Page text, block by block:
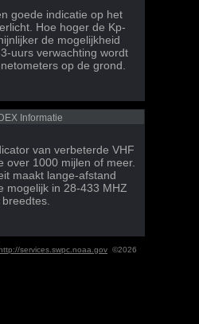
goede indicatie op het
Hoe hoger de Kp-
de mogelijkheid
uurs verwachting wordt
op de grond.
Informatie
van verbeterde VHF
over 1000 mijlen of meer.
maakt lange-afstand
mogelijk in 28-433 MHZ
services.swpc.noaa.gov ©2026